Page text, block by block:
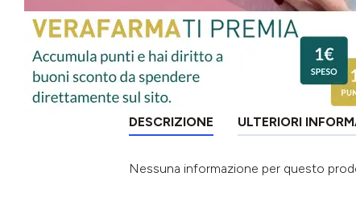
DESCRIZIONE ULTERIORI
Nessuna informazione per questo